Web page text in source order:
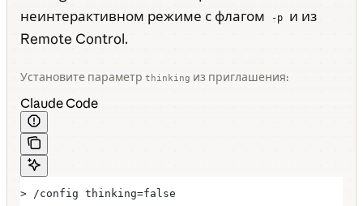
неинтерактивном режиме с флагом
-p
и из
Remote Control.
Установите параметр thinking из приглашения:
Claude Code
> /config thinking=false